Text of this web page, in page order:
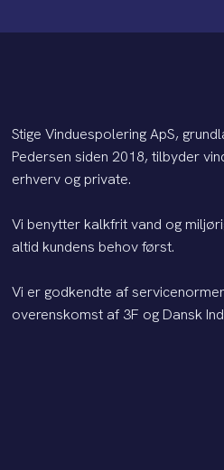
Stige Vinduespolering ApS,
Pedersen siden 2018, tilbyder
erhverv og private.
​Vi benytter kalkfrit vand og
altid kundens behov først.
Vi er godkendte af
overenskomst af 3F og Dansk